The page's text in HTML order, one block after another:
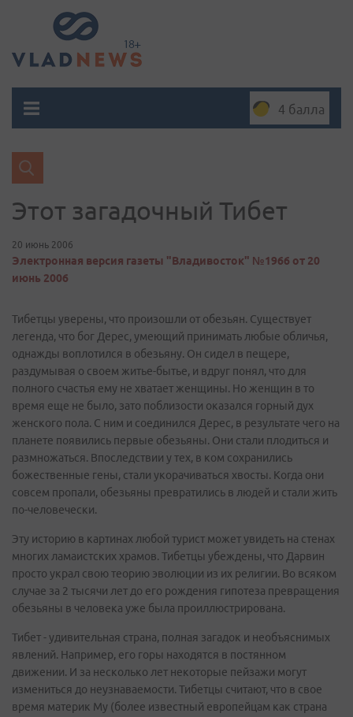
4 балла
Этот загадочный Тибет
20 июнь 2006
Электронная версия газеты "Владивосток" №1966 от 20
июнь 2006
Тибетцы уверены, что произошли от обезьян. Существует
легенда, что бог Дерес, умеющий принимать любые обличья,
однажды воплотился в обезьяну. Он сидел в пещере,
раздумывая о своем житье-бытье, и вдруг понял, что для
полного счастья ему не хватает женщины. Но женщин в то
время еще не было, зато поблизости оказался горный дух
женского пола. С ним и соединился Дерес, в результате чего на
планете появились первые обезьяны. Они стали плодиться и
размножаться. Впоследствии у тех, в ком сохранились
божественные гены, стали укорачиваться хвосты. Когда они
совсем пропали, обезьяны превратились в людей и стали жить
по-человечески.
Эту историю в картинах любой турист может увидеть на стенах
многих ламаистских храмов. Тибетцы убеждены, что Дарвин
просто украл свою теорию эволюции из их религии. Во всяком
случае за 2 тысячи лет до его рождения гипотеза превращения
обезьяны в человека уже была проиллюстрирована.
Тибет - удивительная страна, полная загадок и необъяснимых
явлений. Например, его горы находятся в постянном
движении. И за несколько лет некоторые пейзажи могут
измениться до неузнаваемости. Тибетцы считают, что в свое
время материк Му (более известный европейцам как страна